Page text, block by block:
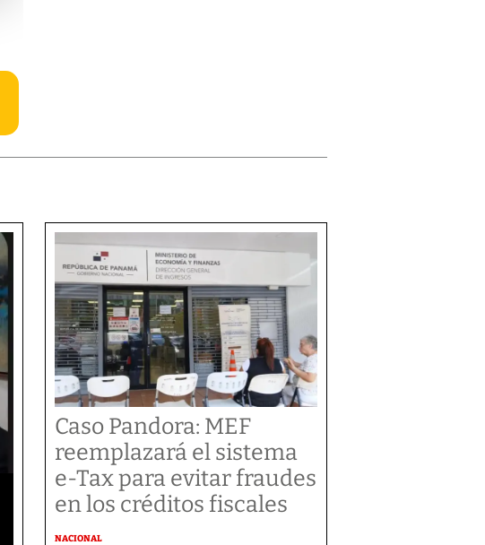
Caso Pandora: MEF
reemplazará el sistema
e-Tax para evitar fraudes
en los créditos fiscales
NACIONAL